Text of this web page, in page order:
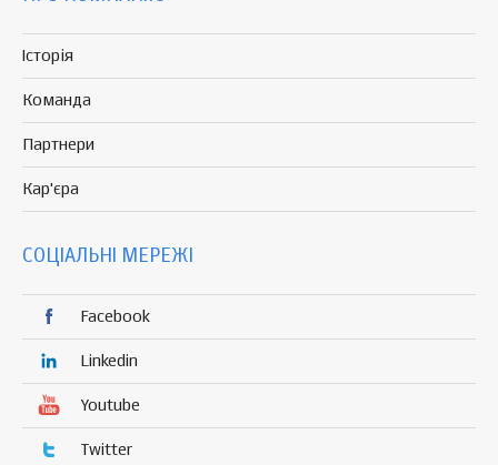
Історія
Команда
Партнери
Кар'єра
СОЦІАЛЬНІ МЕРЕЖІ
Facebook
Linkedin
Youtube
Twitter